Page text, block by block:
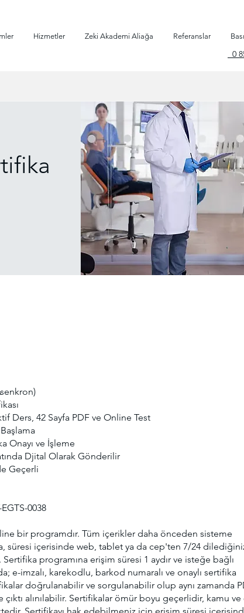
Hizmetler Zeki Akademi Aliağa Referanslar
0
Ders, 42 Sayfa PDF ve Online Test
Onayı ve İşleme
Djital Olarak Gönderilir
Geçerli
0038
bir programdır. Tüm içerikler daha önceden sisteme
süresi içerisinde web, tablet ya da cep'ten 7/24
programına erişim süresi 1 aydır ve isteğe bağlı
e-imzalı, karekodlu, barkod numaralı ve onaylı sertifika
doğrulanabilir ve sorgulanabilir olup aynı zamanda
alınılabilir. Sertifikalar ömür boyu geçerlidir, kamu ve